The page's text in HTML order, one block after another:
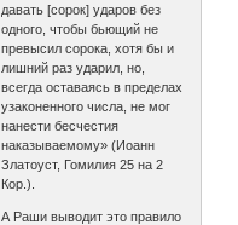
давать [сорок] ударов без
одного, чтобы бьющий не
превысил сорока, хотя бы и
лишний раз ударил, но,
всегда оставаясь в пределах
узаконенного числа, не мог
нанести бесчестия
наказываемому» (Иоанн
Златоуст, Гомилия 25 на 2
Кор.).
А Раши выводит это правило